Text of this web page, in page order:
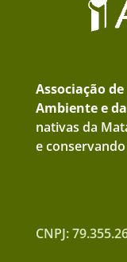
Associação
Ambiente e
nativas da
e
CNPJ: